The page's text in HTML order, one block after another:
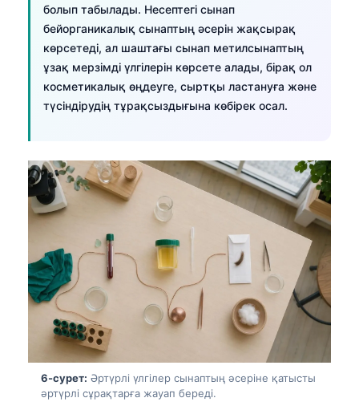
болып табылады. Несептегі сынап
бейорганикалық сынаптың әсерін жақсырақ
көрсетеді, ал шаштағы сынап метилсынаптың
ұзақ мерзімді үлгілерін көрсете алады, бірақ ол
косметикалық өңдеуге, сыртқы ластануға және
түсіндірудің тұрақсыздығына көбірек осал.
6-сурет: Әртүрлі үлгілер сынаптың әсеріне қатысты
әртүрлі сұрақтарға жауап береді.
Tiếng Việt
Tagalog
ไทย
ဗမာစာ
ភាសាខ្មែរ
Kiswahili
አማርኛ
Українська
O‘zbekcha
Suomi
Hrvatski
Slovenčina
پښتو